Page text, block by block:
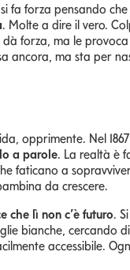
fa forza pensando
. Molte a dire il vero.
forza, ma le
ancora, ma sta per
opprimente. Nel
a parole. La realtà è
faticano a
da crescere.
che lì non c’è futuro.
bianche, cercando
accessibile.